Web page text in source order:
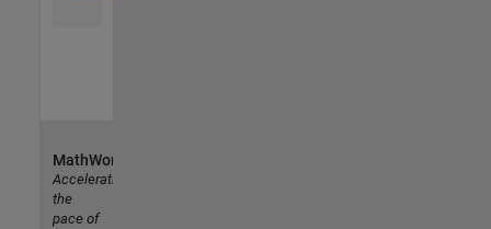
MathWorks
Accelerating
the
pace of